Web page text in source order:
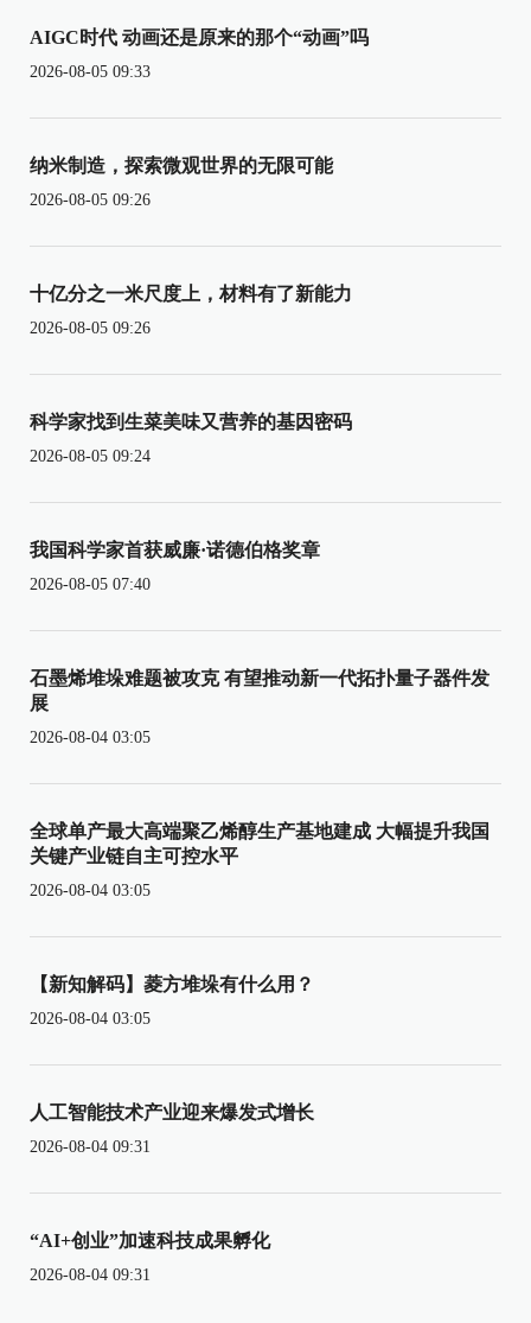
AIGC时代 动画还是原来的那个“动画”吗
2026-08-05 09:33
纳米制造，探索微观世界的无限可能
2026-08-05 09:26
十亿分之一米尺度上，材料有了新能力
2026-08-05 09:26
科学家找到生菜美味又营养的基因密码
2026-08-05 09:24
我国科学家首获威廉·诺德伯格奖章
2026-08-05 07:40
石墨烯堆垛难题被攻克 有望推动新一代拓扑量子器件发
展
2026-08-04 03:05
全球单产最大高端聚乙烯醇生产基地建成 大幅提升我国
关键产业链自主可控水平
2026-08-04 03:05
【新知解码】菱方堆垛有什么用？
2026-08-04 03:05
人工智能技术产业迎来爆发式增长
2026-08-04 09:31
“AI+创业”加速科技成果孵化
2026-08-04 09:31